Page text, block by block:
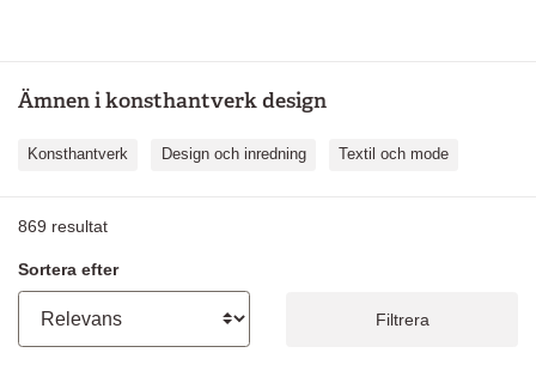
Ämnen i konsthantverk design
Konsthantverk Design och inredning Textil och mode
869 resultat
Sortera efter
Filtrera